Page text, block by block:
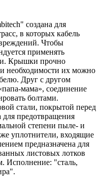
создана для
в которых кабель
Чтобы
применять
Крышки прочно
необходимости их можно
Друг с другом
мама», соединение
болтами.
стали, покрытой перед
предотвращения
степени пыле- и
уплотнители, входящие
предназначена для
листовых лотков
Исполнение: "сталь,